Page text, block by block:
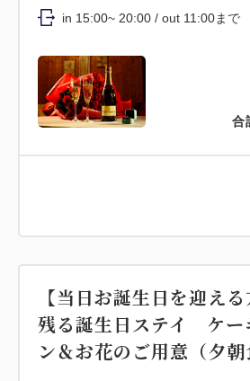
合
in 15:00~ 20:00 / out 11:00まで
【当日お誕生日を迎え
残る誕生日ステイ ケー
ン＆お花のご用意（夕朝